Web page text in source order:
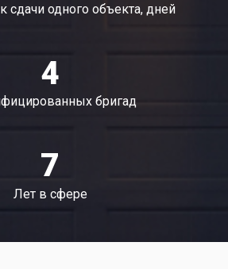
сдачи одного объекта, дней
4
бригад
7
Лет в сфере